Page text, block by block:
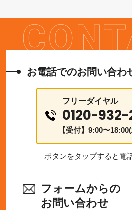
お電話でのお問い合わ
フリーダイヤル
0120-932-
【受付】9:00〜
ボタンをタップすると電
フォームからの
お問い合わせ